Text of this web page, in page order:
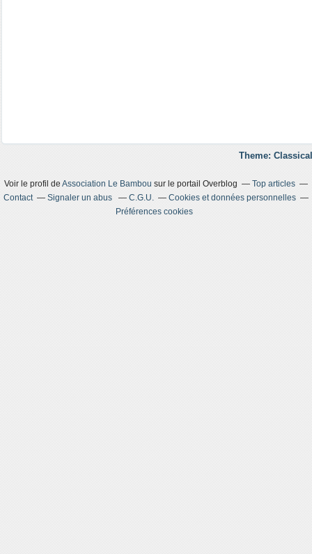
Theme:
Voir le profil de Association Le Bambou sur le portail Overblog
Top articles
Contact
Signaler un abus C.G.U.
Cookies et données personnelles
Préférences cookies